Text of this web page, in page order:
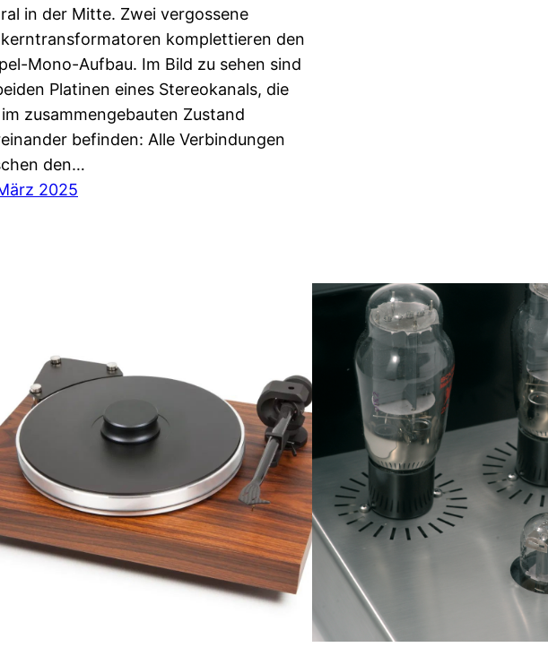
in der Mitte. Zwei vergossene
komplettieren den
Mono-Aufbau. Im Bild zu sehen sind
Platinen eines Stereokanals, die
zusammengebauten Zustand
befinden: Alle Verbindungen
den…
2025